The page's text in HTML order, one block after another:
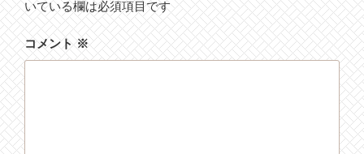
いている欄は必須項目です
コメント※